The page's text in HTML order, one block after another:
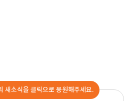
새소식을 클릭으로 응원해주세요.